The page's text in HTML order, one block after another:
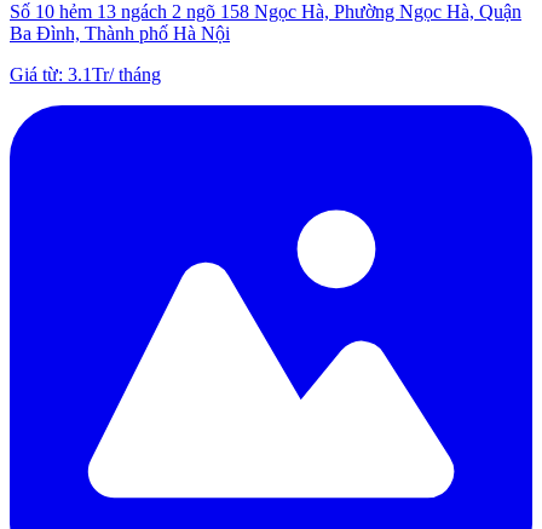
Số 10 hẻm 13 ngách 2 ngõ 158 Ngọc Hà, Phường Ngọc Hà, Quận
Ba Đình, Thành phố Hà Nội
Giá từ: 3.1Tr/tháng